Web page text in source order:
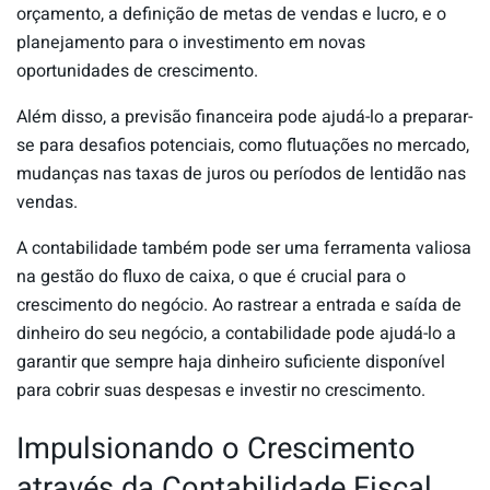
orçamento, a definição de metas de vendas e lucro, e o
planejamento para o investimento em novas
oportunidades de crescimento.
Além disso, a previsão financeira pode ajudá-lo a preparar-
se para desafios potenciais, como flutuações no mercado,
mudanças nas taxas de juros ou períodos de lentidão nas
vendas.
A contabilidade também pode ser uma ferramenta valiosa
na gestão do fluxo de caixa, o que é crucial para o
crescimento do negócio. Ao rastrear a entrada e saída de
dinheiro do seu negócio, a contabilidade pode ajudá-lo a
garantir que sempre haja dinheiro suficiente disponível
para cobrir suas despesas e investir no crescimento.
Impulsionando o Crescimento